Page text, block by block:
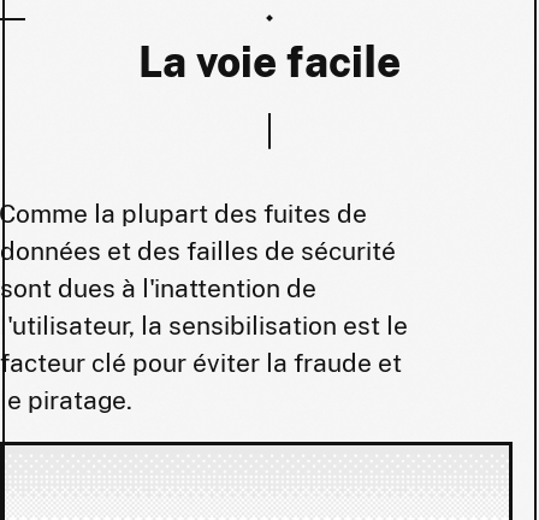
La voie facile
la plupart des fuites de
données et des failles de sécurité
sont dues à l'inattention de
l'utilisateur, la sensibilisation est le
facteur clé pour éviter la fraude et
le piratage.